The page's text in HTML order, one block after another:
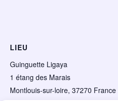
LIEU
Guinguette Ligaya
1 étang des Marais
Montlouis-sur-loire, 37270 France